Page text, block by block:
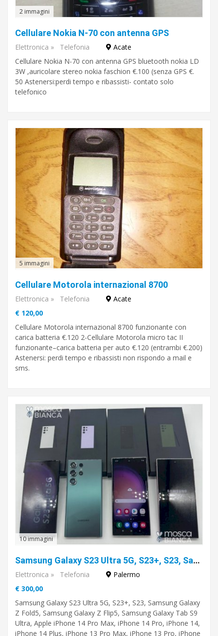
2 immagini
Cellulare Nokia N-70 con antenna GPS
Elettronica » Telefonia
Acate
Cellulare Nokia N-70 con antenna GPS bluetooth nokia LD
3W ,auricolare stereo nokia faschion €.100 (senza GPS €.
50 Astenersi:perdi tempo e ribassisti- contato solo
telefonico
5 immagini
Cellulare Motorola internazional 8700
Elettronica » Telefonia
Acate
€ 120,00
Cellulare Motorola internazional 8700 funzionante con
carica batteria €.120 2-Cellulare Motorola micro tac II
funzionante–carica batteria per auto €.120 (entrambi €.200)
Astenersi: perdi tempo e ribassisti non rispondo a mail e
sms.
10 immagini
Samsung Galaxy S23 Ultra 5G, S23+, S23, Samsung Galaxy Z Fold5, Samsung Galaxy Z Flip5, Samsung Galaxy Tab S9 Ultra, Apple iPhone 14 Pro Max, iPhone 14 Pro, iPhone 14, iPhone 14 Plus
Elettronica » Telefonia
Palermo
€ 300,00
Samsung Galaxy S23 Ultra 5G, S23+, S23, Samsung Galaxy
Z Fold5, Samsung Galaxy Z Flip5, Samsung Galaxy Tab S9
Ultra, Apple iPhone 14 Pro Max, iPhone 14 Pro, iPhone 14,
iPhone 14 Plus, iPhone 13 Pro Max, iPhone 13 Pro, iPhone